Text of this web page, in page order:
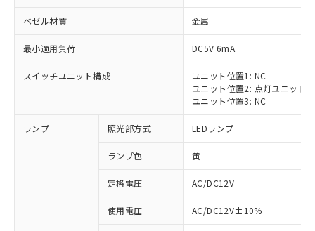
ベゼル材質 金属
最小適用負荷 DC5V 6mA
スイッチユニット構成
ユニット位置1: NC
ユニット位置2: 点灯ユニット
ユニット位置3: NC
ランプ 照光部方式 LEDランプ
ランプ色 黄
定格電圧 AC/DC12V
使用電圧 AC/DC12V±10%
※1 対応状況